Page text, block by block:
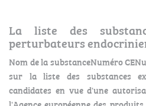
La liste des
perturbateurs
Nom de la substanceNuméro
sur la liste des substances
candidates en vue d'une